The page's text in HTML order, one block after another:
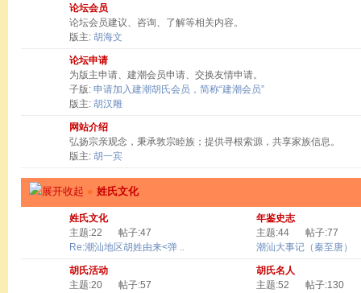
论坛会员
论坛会员建议、咨询、了解等相关内容。
版主: 胡海文
论坛申请
为版主申请、建潮会员申请、交换友情申请。
子版: 申请加入建潮胡氏会员，简称“建潮会员”
版主: 胡汉雕
网站介绍
弘扬宗亲观念，秉承敦宗睦族；提供寻根索源，共享家族信息。
版主: 胡一宾
» 姓氏文化
姓氏文化
主题:22
帖子:47
Re:潮汕地区胡姓由来<弹 ..
年鉴史志
主题:44
帖子:77
潮汕大事记（秦至唐）
胡氏活动
主题:20
帖子:57
胡氏名人
主题:52
帖子:130